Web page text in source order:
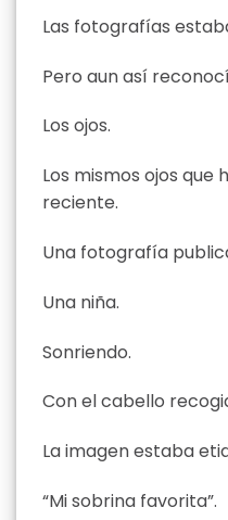
Las fotografías
Pero aun así
Los ojos.
Los mismos ojos que
reciente.
Una fotografía
Una niña.
Sonriendo.
Con el cabello
La imagen estaba
“Mi sobrina favorita”.